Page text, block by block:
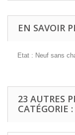
EN SAVOIR
Etat : Neuf sans
23 AUTRES
CATÉGORIE :